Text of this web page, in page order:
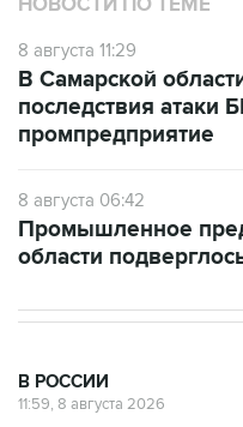
НОВОСТИ ПО ТЕМЕ
8 августа 11:29
В Самарской
последствия атаки
промпредприятие
8 августа 06:42
Промышленное
области
В РОССИИ
11:59, 8 августа 2026